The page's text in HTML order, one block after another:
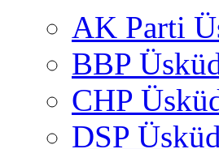
AK Parti
BBP
CHP
DSP